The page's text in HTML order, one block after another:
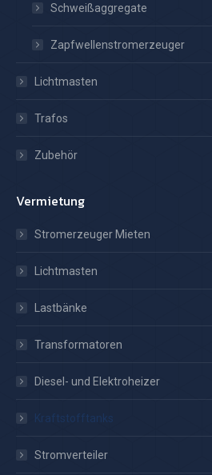
Schweißaggregate
Zapfwellenstromerzeuger
Lichtmasten
Trafos
Zubehör
Vermietung
Stromerzeuger Mieten
Lichtmasten
Lastbänke
Transformatoren
Diesel- und Elektroheizer
Kraftstofftanks
Stromverteiler